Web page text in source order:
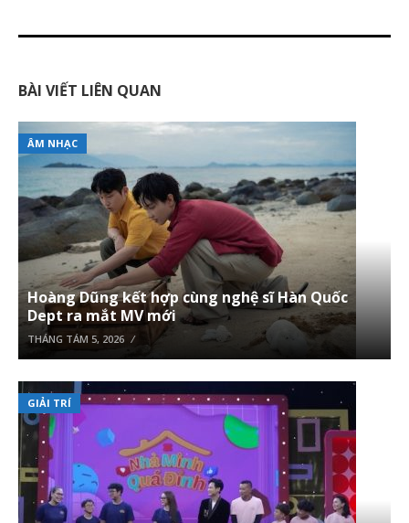
BÀI VIẾT LIÊN QUAN
ÂM NHẠC
Hoàng Dũng kết hợp cùng nghệ sĩ Hàn Quốc
Dept ra mắt MV mới
THÁNG TÁM 5, 2026
GIẢI TRÍ